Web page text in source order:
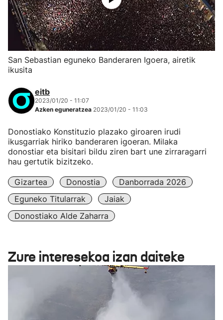
San Sebastian eguneko Banderaren Igoera, airetik
ikusita
eitb
2023/01/20 - 11:07
Azken eguneratzea 2023/01/20 - 11:03
Donostiako Konstituzio plazako giroaren irudi
ikusgarriak hiriko banderaren igoeran. Milaka
donostiar eta bisitari bildu ziren bart une zirraragarri
hau gertutik bizitzeko.
Gizartea Donostia
Danborrada 2026
Eguneko Titularrak
Jaiak
Donostiako Alde Zaharra
Zure interesekoa izan daiteke